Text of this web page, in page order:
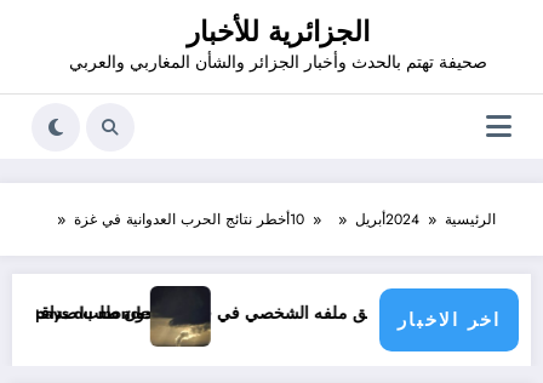
الجزائرية للأخبار
صحيفة تهتم بالحدث وأخبار الجزائر والشأن المغاربي والعربي
الرئيسية 2024أبريل 10أخطر نتائج الحرب العدوانية في غزة
اخر الاخبار
في فيسبوك دون طلب صداقة .. الاطلاع على محتوى صفحة شخص اغلق ملفه الشخصي في فيسبوك دون طلب صداقة
menace les pays du monde